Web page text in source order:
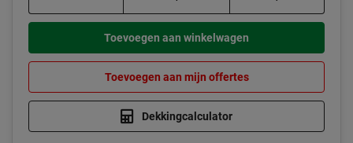
Toevoegen aan winkelwagen
Toevoegen aan mijn offertes
Dekkingcalculator